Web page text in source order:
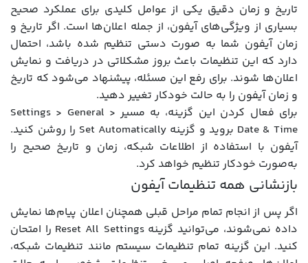
تاریخ و زمان دقیق یکی از عوامل کلیدی برای عملکرد صحیح
بسیاری از ویژگی‌های آیفون، از جمله اعلان‌ها است. اگر تاریخ و
زمان آیفون شما به صورت دستی تنظیم شده باشد، احتمال
دارد که این تنظیمات باعث بروز مشکلاتی در دریافت و نمایش
اعلان‌ها شوند. برای رفع این مسئله، پیشنهاد می‌شود که تاریخ
و زمان آیفون را به حالت خودکار تغییر دهید.
برای فعال کردن این گزینه، به مسیر Settings > General >
Date & Time بروید و گزینه Set Automatically را روشن کنید.
آیفون با استفاده از اطلاعات شبکه، زمان و تاریخ صحیح را
به‌صورت خودکار تنظیم خواهد کرد.
بازنشانی همه تنظیمات آیفون
اگر پس از انجام تمام مراحل قبلی همچنان اعلان پیام‌ها نمایش
داده نمی‌شوند، می‌توانید گزینه Reset All Settings را امتحان
کنید. این گزینه تمام تنظیمات سیستم مانند تنظیمات شبکه،